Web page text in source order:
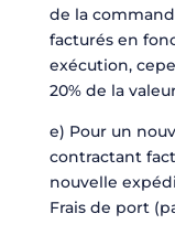
de la
facturés en
exécution,
20% de la
e) Pour un
contractant
nouvelle
Frais de port